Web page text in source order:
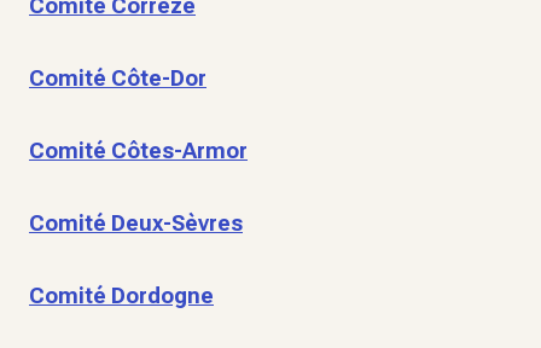
Comité Corrèze
Comité Côte-Dor
Comité Côtes-Armor
Comité Deux-Sèvres
Comité Dordogne